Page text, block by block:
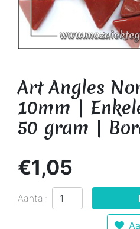
Art Angles
10mm |
50 gram |
€1,05
Aantal: